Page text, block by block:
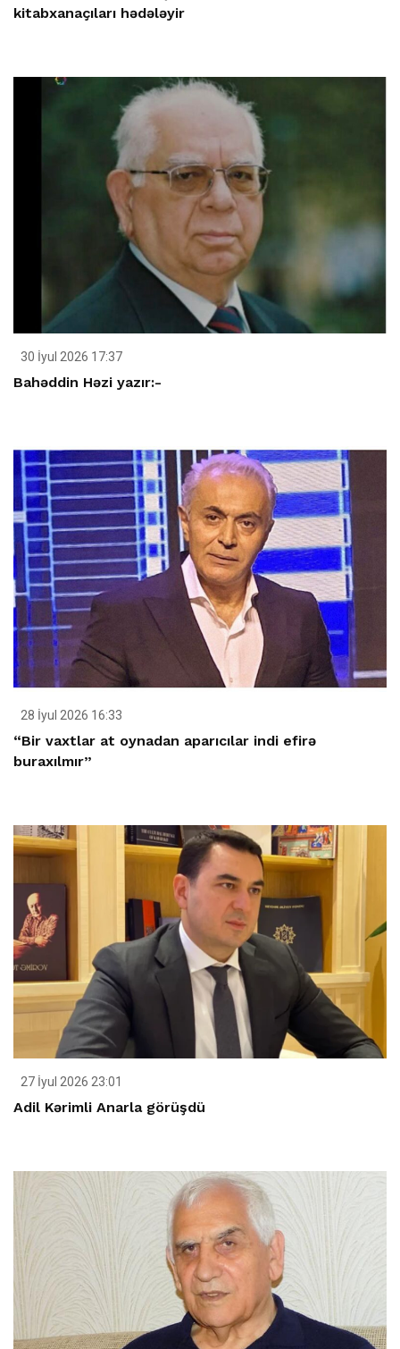
kitabxanaçıları hədələyir
30 İyul 2026 17:37
Bahəddin Həzi yazır:-
28 İyul 2026 16:33
“Bir vaxtlar at oynadan aparıcılar indi efirə
buraxılmır”
27 İyul 2026 23:01
Adil Kərimli Anarla görüşdü